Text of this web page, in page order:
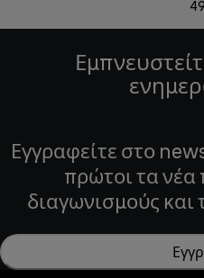
Εγγραφείτε στο
πρώτοι τα νέα
διαγωνισμούς και